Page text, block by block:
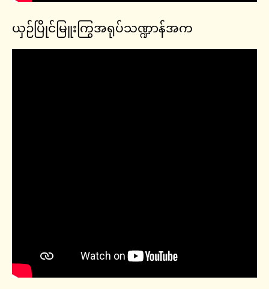
ယှဉ်ပြိုင်မြူးကြွအရုပ်သဏ္ဍာန်အက